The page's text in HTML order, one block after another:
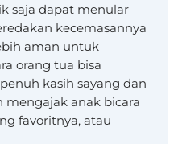
saja dapat menular
kecemasannya
aman untuk
orang tua bisa
kasih sayang dan
mengajak anak bicara
favoritnya, atau